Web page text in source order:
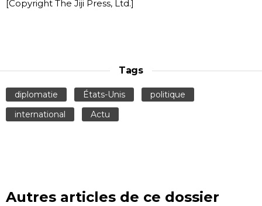
[Copyright The Jiji Press, Ltd.]
Tags
diplomatie États-Unis
politique
international
Actu
Autres articles de ce dossier